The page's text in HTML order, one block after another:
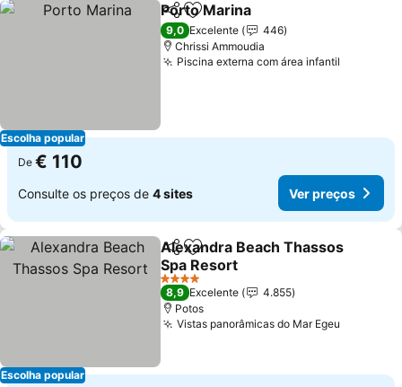
Escolha popular
PartilharAdicionar aos favoritos
Porto Marina
9,0 Excelente
446
Chrissi Ammoudia
Piscina externa com área infantil
De € 110
Consulte os preços de 4 sites Ver preços
Escolha popular
PartilharAdicionar aos favoritos
Alexandra Beach Thassos
Spa Resort
4 Estrelas
8,9 Excelente
4.855
Potos
Vistas panorâmicas do Mar Egeu